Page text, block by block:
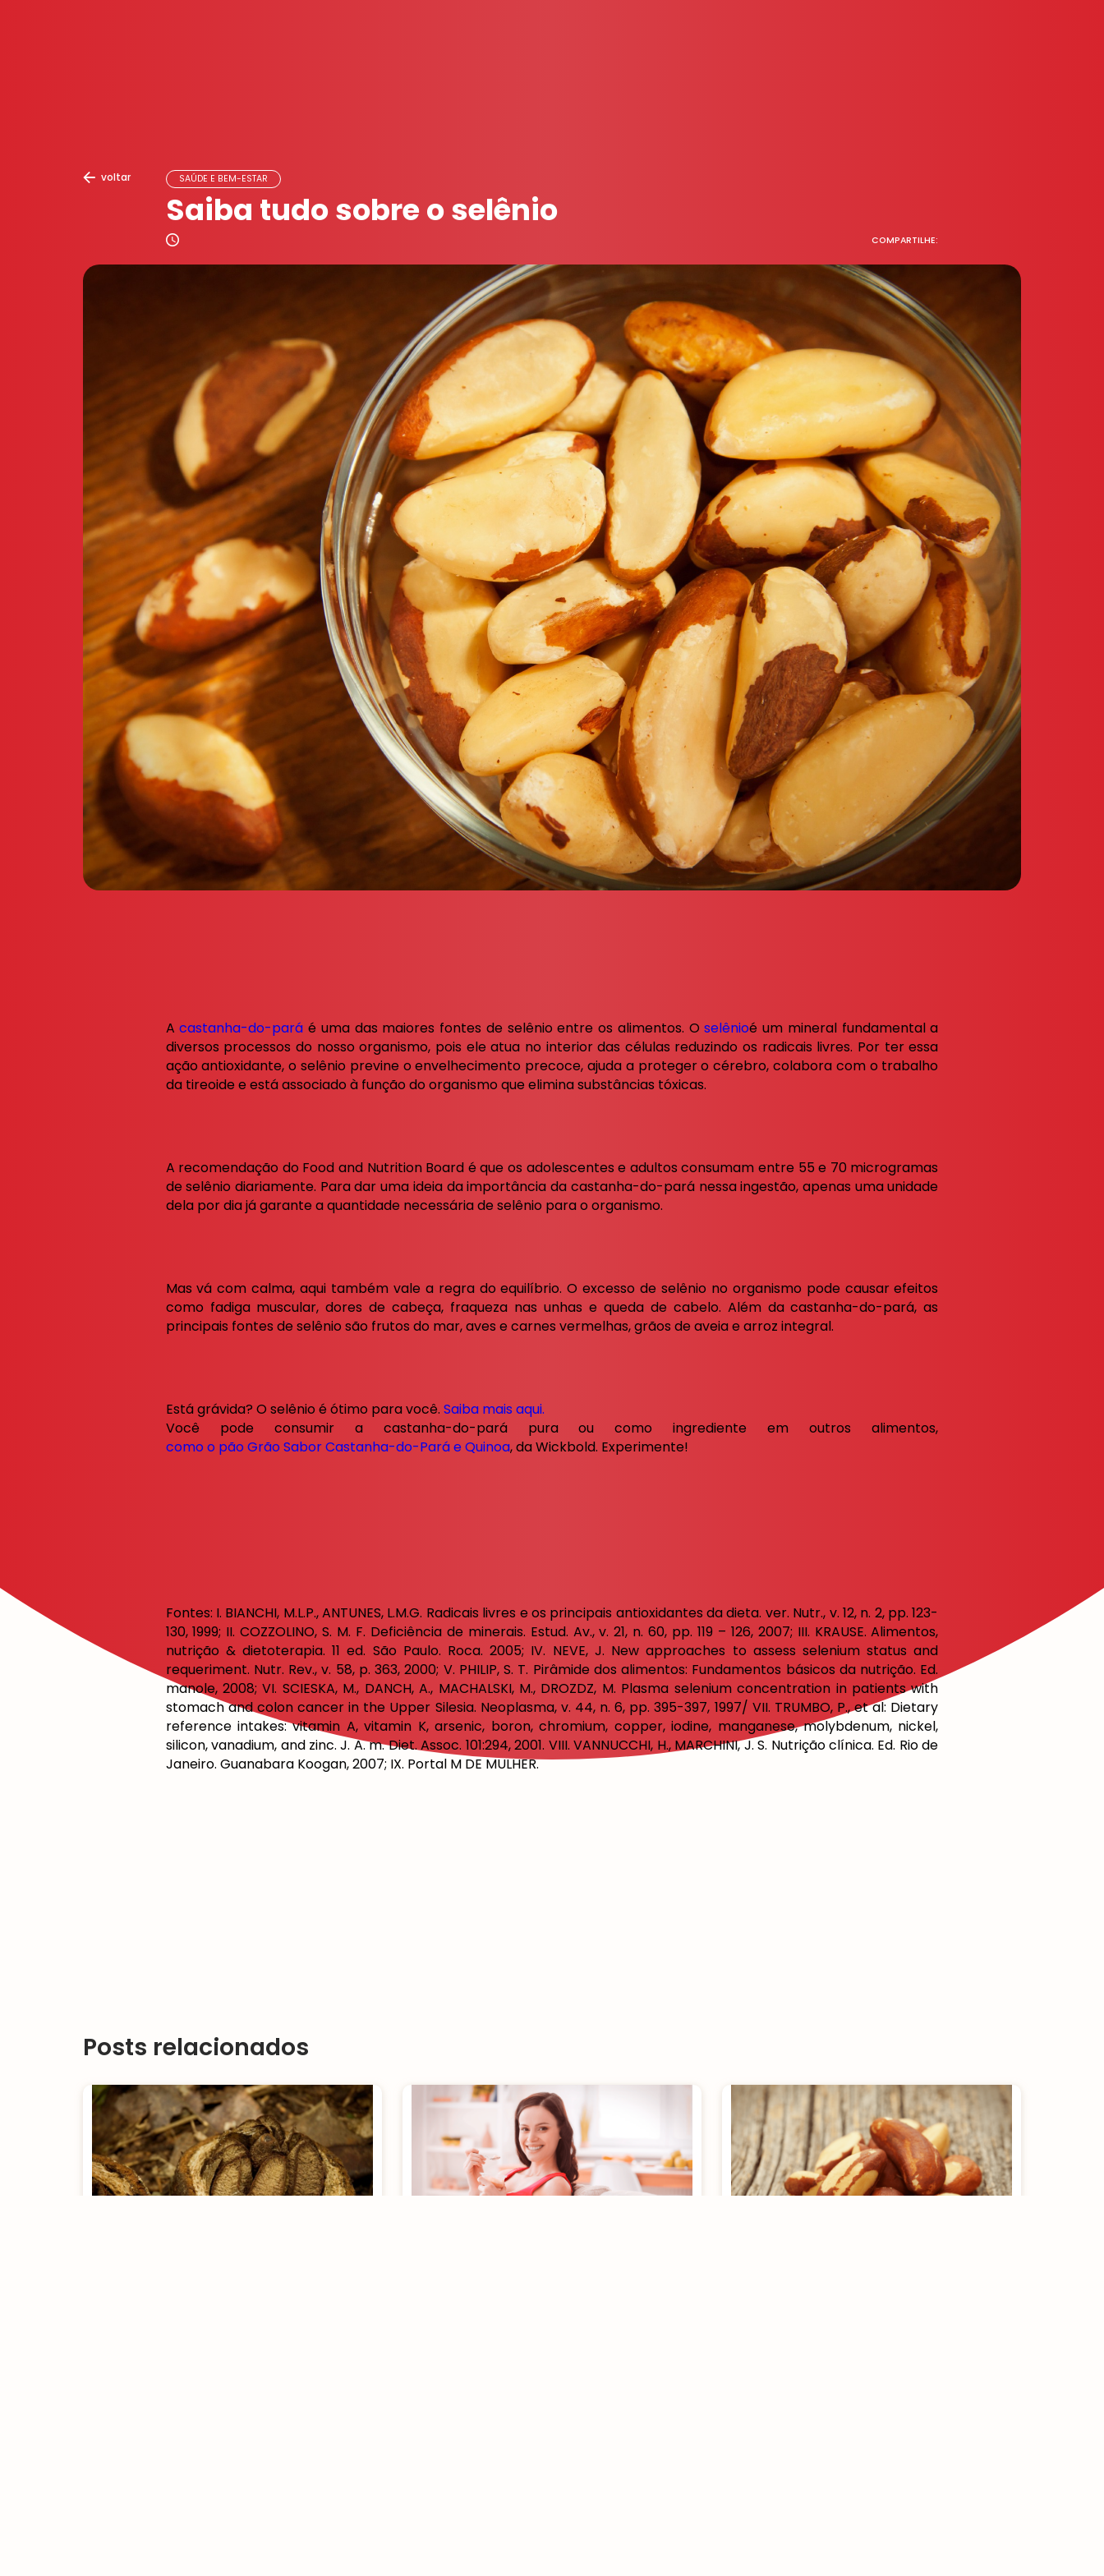
voltar SAÚDE E BEM-ESTAR
Saiba tudo sobre o selênio
COMPARTILHE:
Acastanha-do-pará é uma das maiores fontes de selênio entre os alimentos. Oselênioé um mineral fundamental a
diversos processos do nosso organismo, pois ele atua no interior das células reduzindo os radicais livres. Por ter essa
ação antioxidante, o selênio previne o envelhecimento precoce, ajuda a proteger o cérebro, colabora com o trabalho
da tireoide e está associado à função do organismo que elimina substâncias tóxicas.
A recomendação do Food and Nutrition Board é que os adolescentes e adultos consumam entre 55 e 70 microgramas
de selênio diariamente. Para dar uma ideia da importância da castanha-do-pará nessa ingestão, apenas uma unidade
dela por dia já garante a quantidade necessária de selênio para o organismo.
Mas vá com calma, aqui também vale a regra do equilíbrio. O excesso de selênio no organismo pode causar efeitos
como fadiga muscular, dores de cabeça, fraqueza nas unhas e queda de cabelo. Além da castanha-do-pará, as
principais fontes de selênio são frutos do mar, aves e carnes vermelhas, grãos de aveia e arroz integral.
Está grávida? O selênio é ótimo para você. Saiba mais aqui.
Você pode consumir a castanha-do-pará pura ou como ingrediente em outros alimentos,
como o pão Grão Sabor Castanha-do-Pará e Quinoa, da Wickbold. Experimente!
Fontes: I. BIANCHI, M.L.P., ANTUNES, L.M.G. Radicais livres e os principais antioxidantes da dieta. ver. Nutr., v. 12, n. 2, pp. 123-
130, 1999; II. COZZOLINO, S. M. F. Deficiência de minerais. Estud. Av., v. 21, n. 60, pp. 119 – 126, 2007; III. KRAUSE. Alimentos,
nutrição & dietoterapia. 11 ed. São Paulo. Roca. 2005; IV. NEVE, J. New approaches to assess selenium status and
requeriment. Nutr. Rev., v. 58, p. 363, 2000; V. PHILIP, S. T. Pirâmide dos alimentos: Fundamentos básicos da nutrição. Ed.
manole, 2008; VI. SCIESKA, M., DANCH, A., MACHALSKI, M., DROZDZ, M. Plasma selenium concentration in patients with
stomach and colon cancer in the Upper Silesia. Neoplasma, v. 44, n. 6, pp. 395-397, 1997/ VII. TRUMBO, P., et al: Dietary
reference intakes: vitamin A, vitamin K, arsenic, boron, chromium, copper, iodine, manganese, molybdenum, nickel,
silicon, vanadium, and zinc. J. A. m. Diet. Assoc. 101:294, 2001. VIII. VANNUCCHI, H., MARCHINI, J. S. Nutrição clínica. Ed. Rio de
Janeiro. Guanabara Koogan, 2007; IX. Portal M DE MULHER.
Posts relacionados